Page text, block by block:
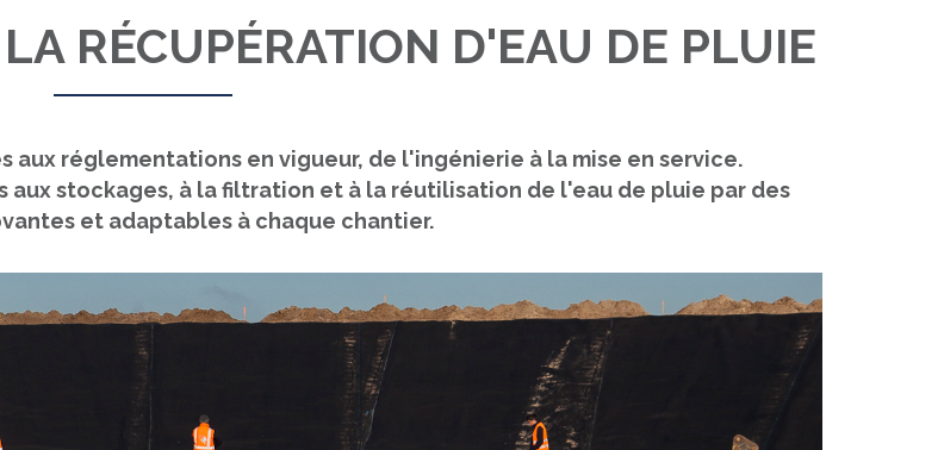
LA RÉCUPÉRATION D'EAU DE PLUIE
aux réglementations en vigueur, de l'ingénierie à la mise en service.
stockages, à la filtration et à la réutilisation de l'eau de pluie par des
et adaptables à chaque chantier.